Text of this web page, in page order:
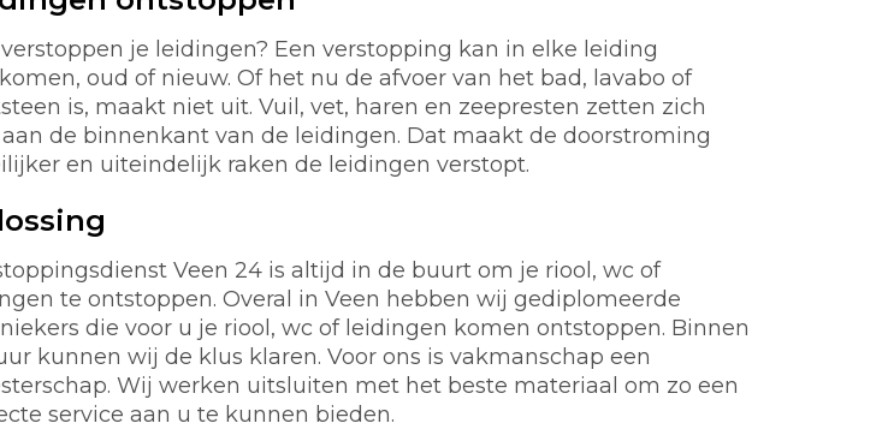
je leidingen? Een verstopping kan in elke leiding
oud of nieuw. Of het nu de afvoer van het bad, lavabo of
is, maakt niet uit. Vuil, vet, haren en zeepresten zetten zich
de binnenkant van de leidingen. Dat maakt de doorstroming
en uiteindelijk raken de leidingen verstopt.
Veen 24 is altijd in de buurt om je riool, wc of
te ontstoppen. Overal in Veen hebben wij gediplomeerde
die voor u je riool, wc of leidingen komen ontstoppen. Binnen
kunnen wij de klus klaren. Voor ons is vakmanschap een
Wij werken uitsluiten met het beste materiaal om zo een
service aan u te kunnen bieden.